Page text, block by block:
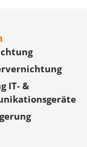
IT- &